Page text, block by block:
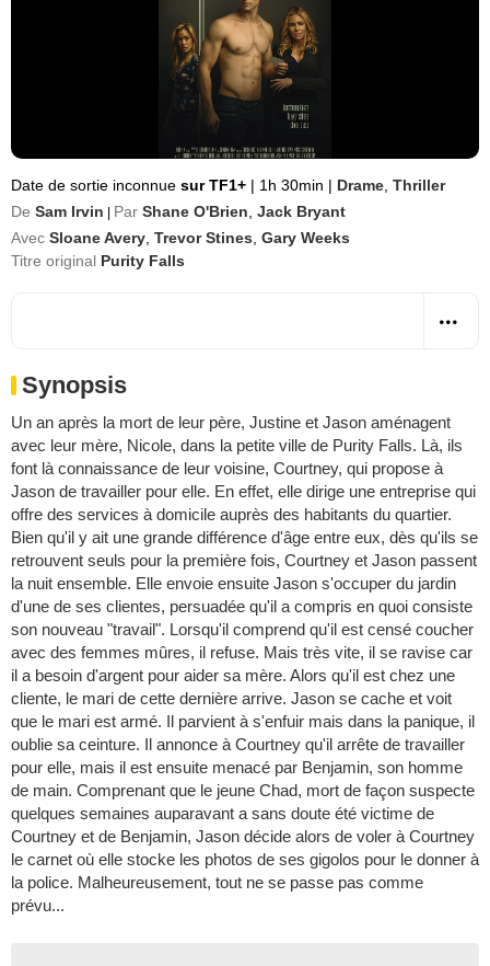
Date de sortie inconnue sur TF1+ | 1h 30min | Drame Thriller
De Sam Irvin Par Shane O'Brien Jack Bryant
Avec Sloane Avery Trevor Stines Gary Weeks
Titre original Purity Falls
Synopsis
Un an après la mort de leur père, Justine et Jason aménagent
avec leur mère, Nicole, dans la petite ville de Purity Falls. Là, ils
font là connaissance de leur voisine, Courtney, qui propose à
Jason de travailler pour elle. En effet, elle dirige une entreprise qui
offre des services à domicile auprès des habitants du quartier.
Bien qu'il y ait une grande différence d'âge entre eux, dès qu'ils se
retrouvent seuls pour la première fois, Courtney et Jason passent
la nuit ensemble. Elle envoie ensuite Jason s'occuper du jardin
d'une de ses clientes, persuadée qu'il a compris en quoi consiste
son nouveau "travail". Lorsqu'il comprend qu'il est censé coucher
avec des femmes mûres, il refuse. Mais très vite, il se ravise car
il a besoin d'argent pour aider sa mère. Alors qu'il est chez une
cliente, le mari de cette dernière arrive. Jason se cache et voit
que le mari est armé. Il parvient à s'enfuir mais dans la panique, il
oublie sa ceinture. Il annonce à Courtney qu'il arrête de travailler
pour elle, mais il est ensuite menacé par Benjamin, son homme
de main. Comprenant que le jeune Chad, mort de façon suspecte
quelques semaines auparavant a sans doute été victime de
Courtney et de Benjamin, Jason décide alors de voler à Courtney
le carnet où elle stocke les photos de ses gigolos pour le donner à
la police. Malheureusement, tout ne se passe pas comme
prévu...